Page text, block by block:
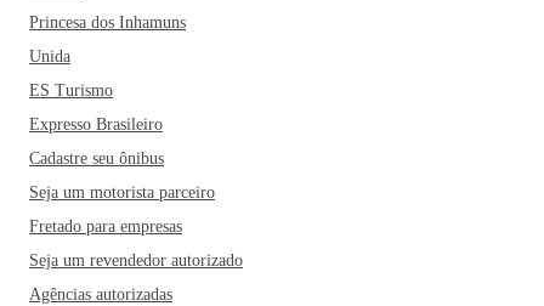
Princesa dos Inhamuns
Unida
ES Turismo
Expresso Brasileiro
Cadastre seu ônibus
Seja um motorista parceiro
Fretado para empresas
Seja um revendedor autorizado
Agências autorizadas